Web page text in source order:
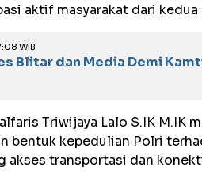
aktif masyarakat dari kedua
WIB
Blitar dan Media Demi
Triwijaya Lalo S.IK M.IK
bentuk kepedulian Polri
akses transportasi dan